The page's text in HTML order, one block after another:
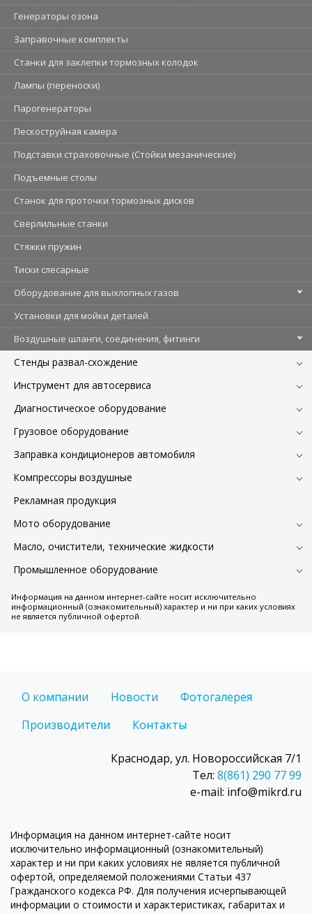
Генераторы озона
Заправочные комплекты
Станки для заклепки тормозных колодок
Лампы (переноски)
Парогенераторы
Пескоструйная камера
Подставки страховочные (Стойки мезанические)
Подъемные столы
Станок для проточки тормозных дисков
Сверлильные станки
Стяжки пружин
Тиски слесарные
Оборудование для выхлопных газов
Установки для мойки деталей
Воздушные шланги, соединения, фитинги
Стенды развал-схождение
Инструмент для автосервиса
Диагностическое оборудование
Грузовое оборудование
Заправка кондиционеров автомобиля
Компрессоры воздушные
Рекламная продукция
Мото оборудование
Масло, очистители, технические жидкости
Промышленное оборудование
Информация на данном интернет-сайте носит исключительно
информационный (ознакомительный) характер и ни при каких условиях
не является публичной офертой.
О компании Новости
Фотогалерея
Производители
Контакты
Краснодар, ул. Новороссийская 7/1
Тел: 8(861) 290 77 99
e-mail: info@mikrd.ru
Информация на данном интернет-сайте носит
исключительно информационный (ознакомительный)
характер и ни при каких условиях не является публичной
офертой, определяемой положениями Статьи 437
Гражданского кодекса РФ. Для получения исчерпывающей
информации о стоимости и характеристиках, габаритах и